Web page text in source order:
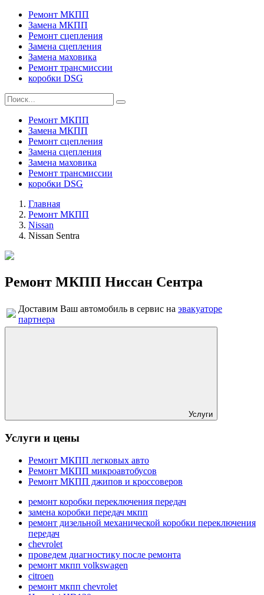
Ремонт МКПП
Замена МКПП
Ремонт сцепления
Замена сцепления
Замена маховика
Ремонт трансмиссии
коробки DSG
Ремонт МКПП
Замена МКПП
Ремонт сцепления
Замена сцепления
Замена маховика
Ремонт трансмиссии
коробки DSG
Главная
Ремонт МКПП
Nissan
Nissan Sentra
Ремонт МКПП Ниссан Сентра
Доставим Ваш автомобиль в сервис на эвакуаторе
партнера
Услуги
Услуги и цены
Ремонт МКПП легковых авто
Ремонт МКПП микроавтобусов
Ремонт МКПП джипов и кроссоверов
ремонт коробки переключения передач
замена коробки передач мкпп
ремонт дизельной механической коробки переключения
передач
chevrolet
проведем диагностику после ремонта
ремонт мкпп volkswagen
citroen
ремонт мкпп chevrolet